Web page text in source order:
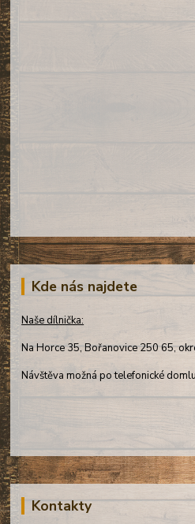
Kde nás najdete
Naše dílnička:
Na Horce 35, Bořanovice 250 65,
Návštěva možná po telefonické
Kontakty